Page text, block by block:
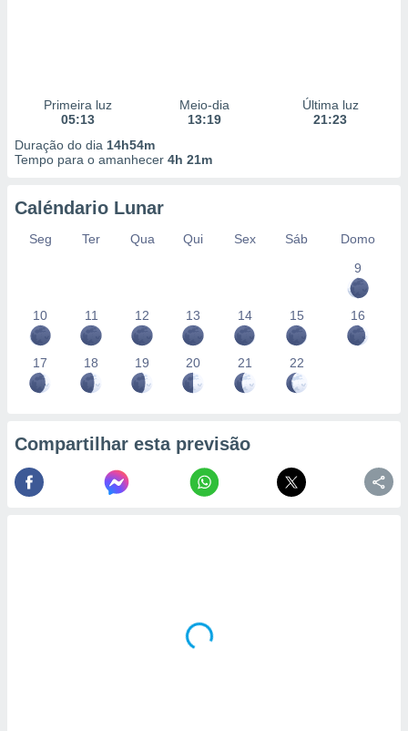
Primeira luz
05:13
Meio-dia
13:19
Última luz
21:23
Duração do dia 14h54m
Tempo para o amanhecer 4h 21m
Caléndario Lunar
Seg Ter Qua Qui Sex Sáb
Domo
9
10 11 12 13 14 15 16
17 18 19 20 21 22
Compartilhar esta previsão